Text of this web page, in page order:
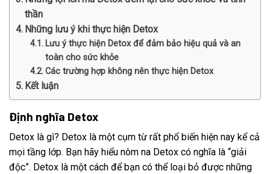
thần
Những lưu ý khi thực hiện Detox
Lưu ý thực hiện Detox để đảm bảo hiệu quả và an
toàn cho sức khỏe
Các trường hợp không nên thực hiện Detox
Kết luận
Định nghĩa Detox
Detox là gì? Detox là một cụm từ rất phổ biến hiện nay kể cả
mọi tầng lớp. Bạn hãy hiểu nôm na Detox có nghĩa là “giải
độc”. Detox là một cách để bạn có thể loại bỏ được những